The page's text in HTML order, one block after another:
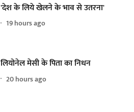
'देश के लिये खेलने के भाव से उतरना'
19 hours ago
लियोनेल मेसी के पिता का निधन
20 hours ago